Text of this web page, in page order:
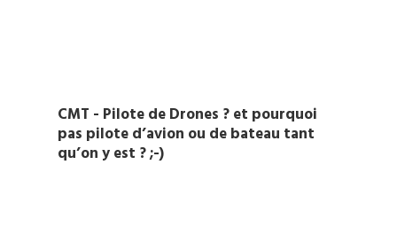
CMT - Pilote de Drones ? et pourquoi
pas pilote d’avion ou de bateau tant
qu’on y est ? ;-)